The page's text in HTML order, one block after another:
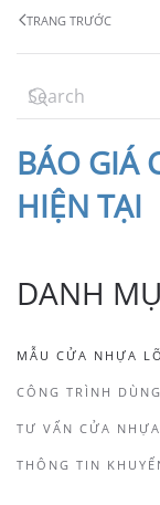
TRANG TRƯỚC
BÁO GIÁ
HIỆN TẠI
DANH
MẪU CỬA NHỰA
CÔNG TRÌNH
TƯ VẤN CỬA
THÔNG TIN